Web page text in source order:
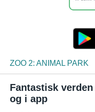
ZOO 2: ANIMAL PARK
NYHEDER
INDBLIK
Fantastisk
og i app